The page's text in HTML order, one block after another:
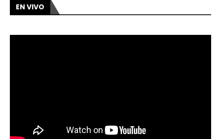
EN VIVO